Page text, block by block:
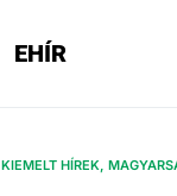
EHÍR
KIEMELT HÍREK